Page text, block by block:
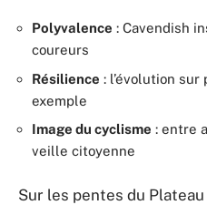
Polyvalence : Cavendish
coureurs
Résilience : l’évolution
exemple
Image du cyclisme : entre
veille citoyenne
Sur les pentes du